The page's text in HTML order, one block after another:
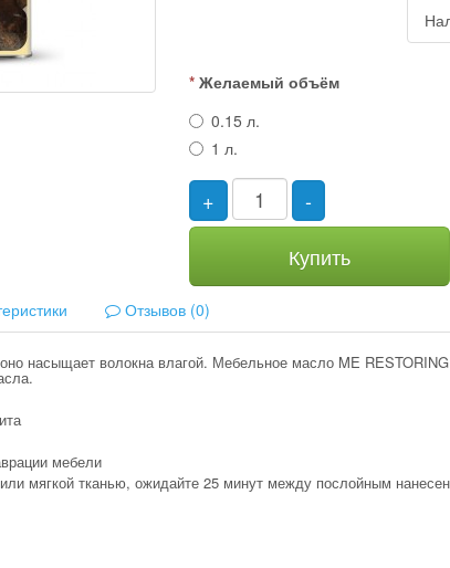
Желаемый объём
0.15 л.
1 л.
+
-
Купить
Отзывов (0)
насыщает волокна влагой. Мебельное масло ME
мебели
мягкой тканью, ожидайте 25 минут между послойным